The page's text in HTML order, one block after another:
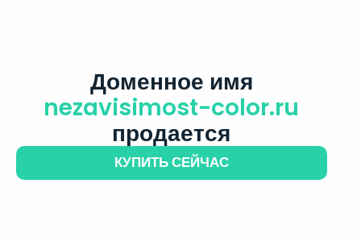
Доменное имя
nezavisimost-color.ru
продается
КУПИТЬ СЕЙЧАС